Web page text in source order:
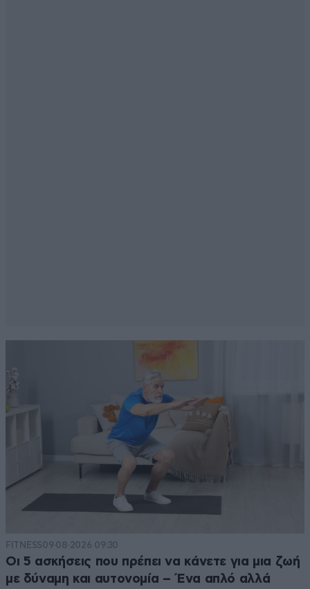
FITNESS09·08·2026 09:30
Οι 5 ασκήσεις που πρέπει να κάνετε για μια ζωή
με δύναμη και αυτονομία – Ένα απλό αλλά